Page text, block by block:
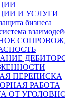
И УСЛУГИ
бизнеса
ПЕРЕПИСКА
РАБОТА
ОТ